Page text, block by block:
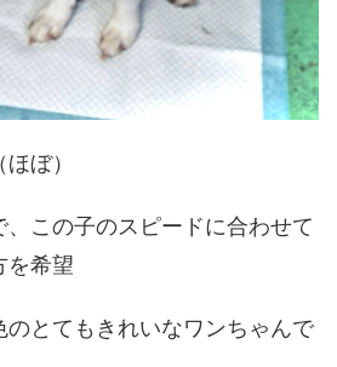
ぼ）
この子のスピードに合わせて
を希望
のとてもきれいなワンちゃんで